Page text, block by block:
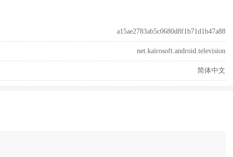
a15ae2783ab5c0680d8f1b71d1b47a88
net.kairosoft.android.television
简体中文